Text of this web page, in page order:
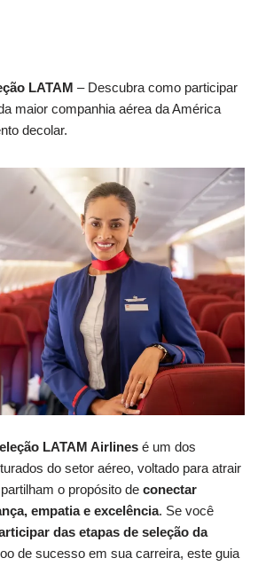
LATAM – Descubra como participar
maior companhia aérea da América
decolar.
LATAM Airlines é um dos
do setor aéreo, voltado para atrair
o propósito de conectar
empatia e excelência. Se você
das etapas de seleção da
de sucesso em sua carreira, este guia